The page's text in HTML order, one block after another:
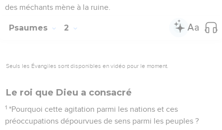
des méchants mène à la ruine.
Psaumes 2
Seuls les Évangiles sont disponibles en vidéo pour le moment.
Le roi que Dieu a consacré
1 *Pourquoi cette agitation parmi les nations et ces
préoccupations dépourvues de sens parmi les peuples ?